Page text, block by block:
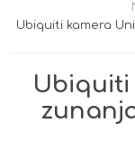
Ubiquiti kamera
Ubiquiti